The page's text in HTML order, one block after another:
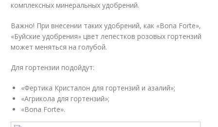
комплексных минеральных удобрений.
Важно! При внесении таких удобрений, как «Bona Forte»,
«Буйские удобрения» цвет лепестков розовых гортензий
может меняться на голубой.
Для гортензии подойдут:
«Фертика Кристалон для гортензий и азалий»;
«Агрикола для гортензий»;
«Bona Forte».